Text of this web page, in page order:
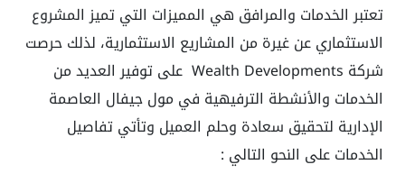
تعتبر الخدمات والمرافق هي المميزات التي تميز المشروع
الاستثماري عن غيرة من المشاريع الاستثمارية، لذلك حرصت
شركة Wealth Developments على توفير العديد من
الخدمات والأنشطة الترفيهية في مول جيفال العاصمة
الإدارية لتحقيق سعادة وحلم العميل وتأتي تفاصيل
الخدمات على النحو التالي :